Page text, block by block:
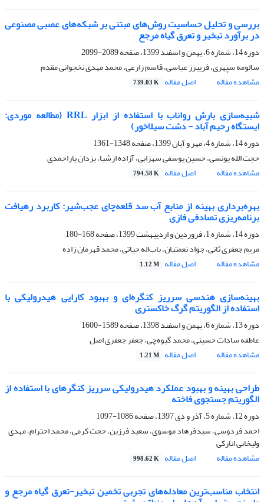
بررسی و تحلیل حساسیت روش‌های مبتنی بر شبکه‌های عصبی مصنوعی
در برآورد تبخیر و تعرق گیاه مرجع
دوره 14، شماره 6، بهمن و اسفند 1399، صفحه
2089-2099
سالومه سپهری، فریبرز عباسی، قاسم زارعی، محمد مهدی نخجوانی مقدم
مشاهده مقاله
اصل مقاله 739.03 K
شبیه‌سازی بارش رواناب با استفاده از ابزار RRL (مطالعه موردی:
ایستگاه رحیم آباد - دشت سیلاخور)
دوره 14، شماره 4، مهر و آبان 1399، صفحه
1348-1361
حجت الله یونسی، حسین یوسفی سهزابی، آزاده ارشیا، یزدان یاراحمدی
مشاهده مقاله
اصل مقاله 794.58 K
بهره‌برداری بهینه از منابع آب سد قلعه‌چای عجب‌شیر: کاربرد رهیافت
برنامه‌ریزی تصادفی فازی
دوره 14، شماره 1، فروردین و اردیبهشت 1399، صفحه
168-180
مریم جعفری ثانی، جواد نعمتیان، باب‌اله حیاتی، محمد قهرمان زاده
مشاهده مقاله
اصل مقاله 1.12 M
بهینه‌سازی هندسی سرریز کنگره‌ای و بهبود کارایی هیدرولیکی با
استفاده از الگوریتم گرگ خاکستری
دوره 13، شماره 6، بهمن و اسفند 1398، صفحه
1589-1600
عاطفه سادات حسینی، محمد گیوه‌چی، جعفر جعفری اصل
مشاهده مقاله
اصل مقاله 1.21 M
طراحی بهینه و بهبود عملکرد هیدرولیکی سرریز کنگرهای با استفاده از
الگوریتم جستجوی فاخته
دوره 12، شماره 5، آذر و دی 1397، صفحه
1086-1097
احمد فردوسی، سیدفرهاد موسوی، سعید فرزین، حجت کرمی، محمد احترام، مهدی
ولیخانی انارکی
مشاهده مقاله
اصل مقاله 998.62 K
انتخاب مناسب‌ترین معادله‌های تجربی تخمین تبخیر-تعرق گیاه مرجع و